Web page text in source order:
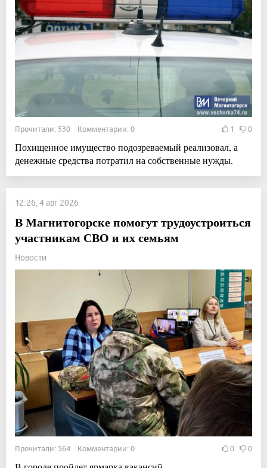
Прочитали: 530 Комментарии: 0 1 0
Похищенное имущество подозреваемый реализовал, а
денежные средства потратил на собственные нужды.
12:26, 4 авг 2026
В Магнитогорске помогут трудоустроиться
участникам СВО и их семьям
Новости
Прочитали: 564 Комментарии: 0 0 0